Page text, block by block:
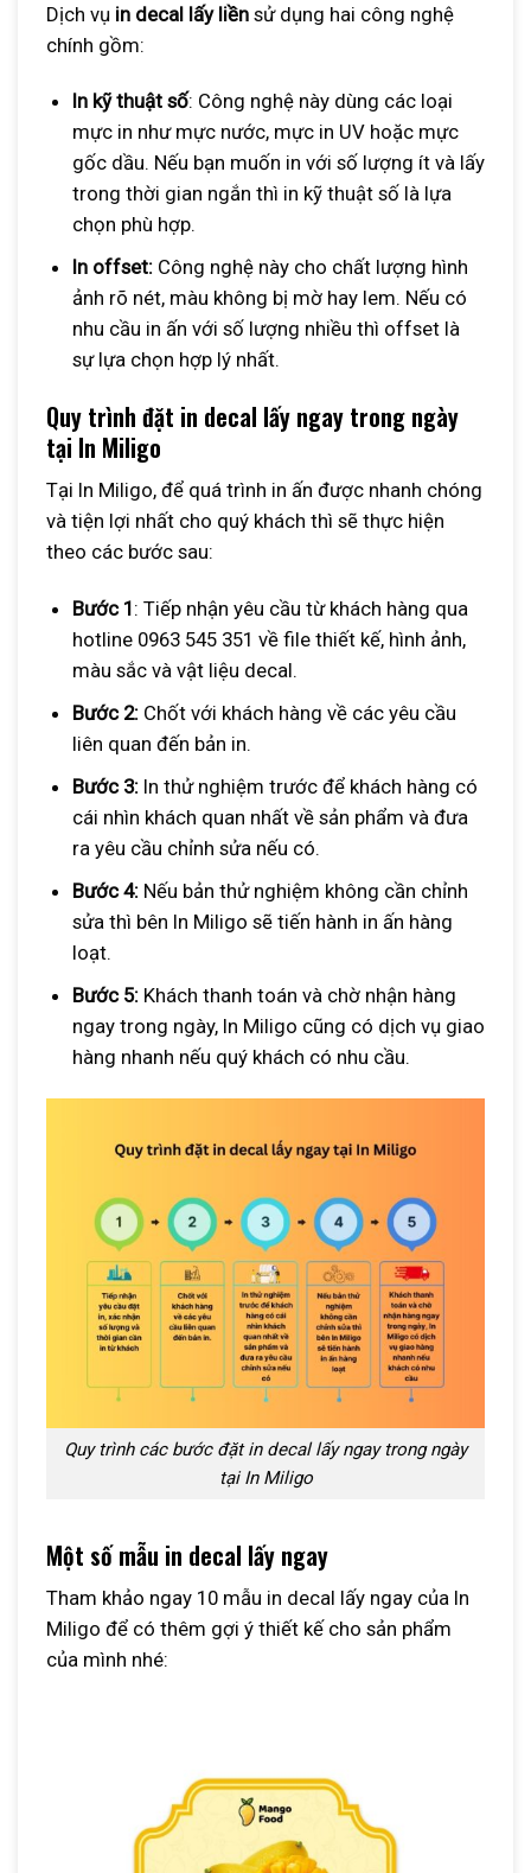
Dịch vụ in decal lấy liền sử dụng hai công nghệ
chính gồm:
In kỹ thuật số: Công nghệ này dùng các loại
mực in như mực nước, mực in UV hoặc mực
gốc dầu. Nếu bạn muốn in với số lượng ít và lấy
trong thời gian ngắn thì in kỹ thuật số là lựa
chọn phù hợp.
In offset:Công nghệ này cho chất lượng hình
ảnh rõ nét, màu không bị mờ hay lem. Nếu có
nhu cầu in ấn với số lượng nhiều thì offset là
sự lựa chọn hợp lý nhất.
Quy trình đặt in decal lấy ngay trong ngày
tại In Miligo
Tại In Miligo, để quá trình in ấn được nhanh chóng
và tiện lợi nhất cho quý khách thì sẽ thực hiện
theo các bước sau:
Bước 1 : Tiếp nhận yêu cầu từ khách hàng qua
hotline 0963 545 351 về file thiết kế, hình ảnh,
màu sắc và vật liệu decal.
Bước 2: Chốt với khách hàng về các yêu cầu
liên quan đến bản in.
Bước 3: In thử nghiệm trước để khách hàng có
cái nhìn khách quan nhất về sản phẩm và đưa
ra yêu cầu chỉnh sửa nếu có.
Bước 4: Nếu bản thử nghiệm không cần chỉnh
sửa thì bên In Miligo sẽ tiến hành in ấn hàng
loạt.
Bước 5:Khách thanh toán và chờ nhận hàng
ngay trong ngày, In Miligo cũng có dịch vụ giao
hàng nhanh nếu quý khách có nhu cầu.
Quy trình các bước đặt in decal lấy ngay trong ngày
tại In Miligo
Một số mẫu in decal lấy ngay
Tham khảo ngay 10 mẫu in decal lấy ngay của In
Miligo để có thêm gợi ý thiết kế cho sản phẩm
của mình nhé: